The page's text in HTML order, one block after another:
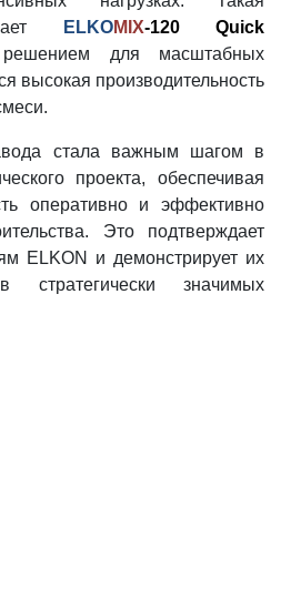
ELKOMIX-120 Quick
для масштабных
высокая производительность
стала важным шагом в
проекта, обеспечивая
оперативно и эффективно
Это подтверждает
ELKON и демонстрирует их
стратегически значимых